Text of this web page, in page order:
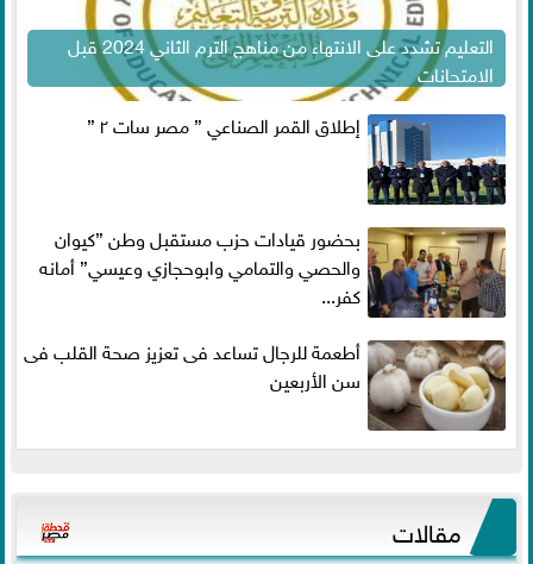
التعليم تشدد على الانتهاء من مناهج الترم الثاني 2024 قبل
الامتحانات
إطلاق القمر الصناعي ” مصر سات ٢ ”
بحضور قيادات حزب مستقبل وطن ”كيوان
والحصي والتمامي وابوحجازي وعيسي” أمانه
كفر...
أطعمة للرجال تساعد فى تعزيز صحة القلب فى
سن الأربعين
مقالات